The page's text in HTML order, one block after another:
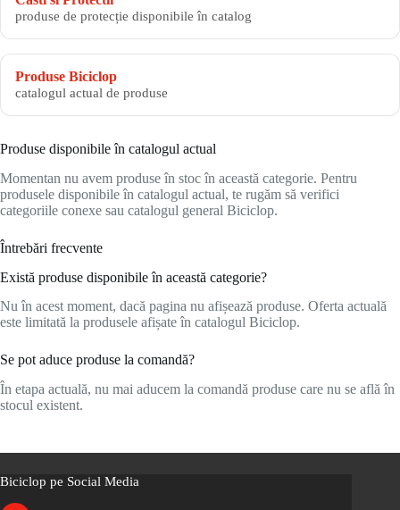
produse de protecție disponibile în catalog
Produse Biciclop
catalogul actual de produse
Produse disponibile în catalogul actual
Momentan nu avem produse în stoc în această categorie. Pentru
produsele disponibile în catalogul actual, te rugăm să verifici
categoriile conexe sau catalogul general Biciclop.
Întrebări frecvente
Există produse disponibile în această categorie?
Nu în acest moment, dacă pagina nu afișează produse. Oferta actuală
este limitată la produsele afișate în catalogul Biciclop.
Se pot aduce produse la comandă?
În etapa actuală, nu mai aducem la comandă produse care nu se află în
stocul existent.
Biciclop pe Social Media